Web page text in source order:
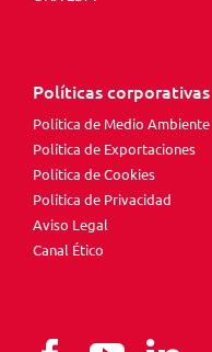
Políticas corporativas
Política de Medio Ambiente
Política de Exportaciones
Política de Cookies
Política de Privacidad
Aviso Legal
Canal Ético